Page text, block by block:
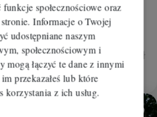
społecznościowe oraz
Informacje o Twojej
udostępniane naszym
społecznościowym i
mogą łączyć te dane z innymi
przekazałeś lub które
korzystania z ich usług.
sprzedaż
2 5 368,24 zł/m 2
0 zł
890 000 zł